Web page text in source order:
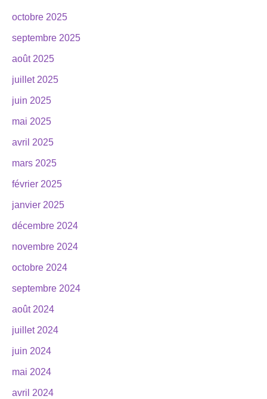
octobre 2025
septembre 2025
août 2025
juillet 2025
juin 2025
mai 2025
avril 2025
mars 2025
février 2025
janvier 2025
décembre 2024
novembre 2024
octobre 2024
septembre 2024
août 2024
juillet 2024
juin 2024
mai 2024
avril 2024